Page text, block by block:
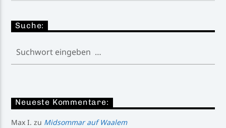
Suche:
Neueste Kommentare:
Max I. zu Midsommar auf Waalem